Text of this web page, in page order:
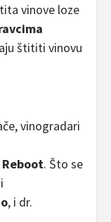
vinove loze
štititi vinovu
vinogradari
Reboot. Što se
, i dr.